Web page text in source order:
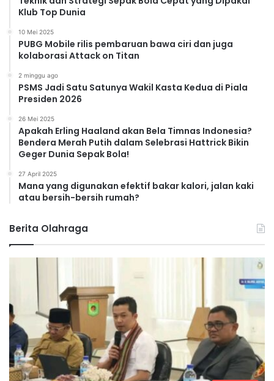
Klub Top Dunia
10 Mei 2025
PUBG Mobile rilis pembaruan bawa ciri dan juga
kolaborasi Attack on Titan
2 minggu ago
PSMS Jadi Satu Satunya Wakil Kasta Kedua di Piala
Presiden 2026
26 Mei 2025
Apakah Erling Haaland akan Bela Timnas Indonesia?
Bendera Merah Putih dalam Selebrasi Hattrick Bikin
Geger Dunia Sepak Bola!
27 April 2025
Mana yang digunakan efektif bakar kalori, jalan kaki
atau bersih-bersih rumah?
Berita Olahraga